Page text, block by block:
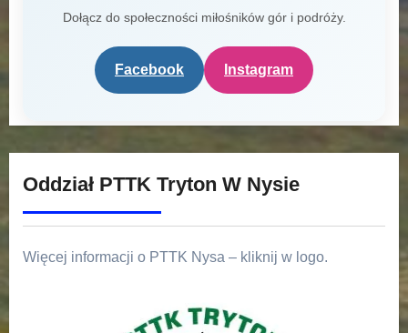
Dołącz do społeczności miłośników gór i podróży.
Facebook Instagram
Oddział PTTK Tryton W Nysie
Więcej informacji o PTTK Nysa – kliknij w logo.